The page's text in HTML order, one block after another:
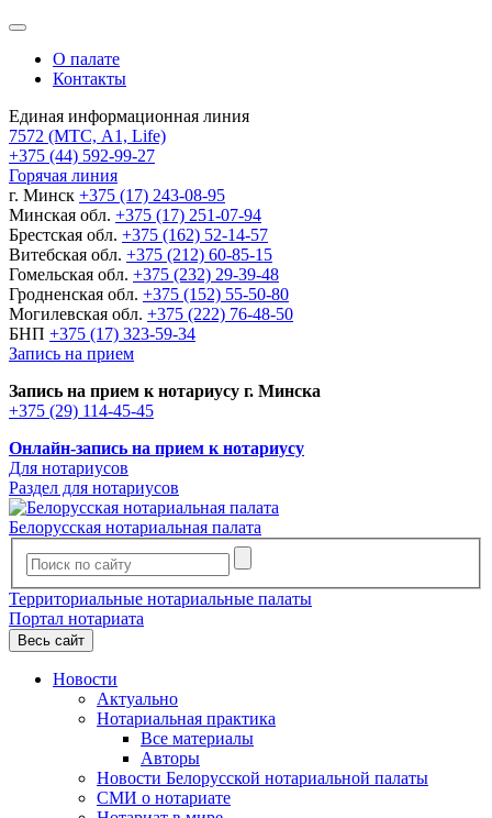
О палате
Контакты
Единая информационная линия
7572 (МТС, A1, Life)
+375 (44) 592-99-27
Горячая линия
г. Минск +375 (17) 243-08-95
Минская обл. +375 (17) 251-07-94
Брестская обл. +375 (162) 52-14-57
Витебская обл. +375 (212) 60-85-15
Гомельская обл. +375 (232) 29-39-48
Гродненская обл. +375 (152) 55-50-80
Могилевская обл. +375 (222) 76-48-50
БНП +375 (17) 323-59-34
Запись на прием
Запись на прием к нотариусу г. Минска
+375 (29) 114-45-45
Онлайн-запись на прием к нотариусу
Для нотариусов
Раздел для нотариусов
Белорусская нотариальная палата
Территориальные нотариальные палаты
Портал нотариата
Весь сайт
Новости
Актуально
Нотариальная практика
Все материалы
Авторы
Новости Белорусской нотариальной палаты
СМИ о нотариате